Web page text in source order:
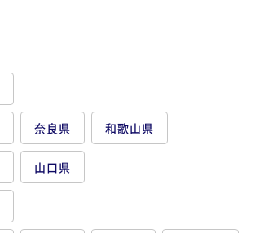
奈良県 和歌山県
山口県